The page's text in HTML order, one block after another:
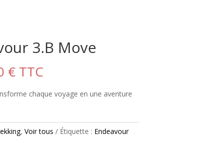
3.B Move
€ TTC
chaque voyage en une aventure
, Voir tous Étiquette : Endeavour